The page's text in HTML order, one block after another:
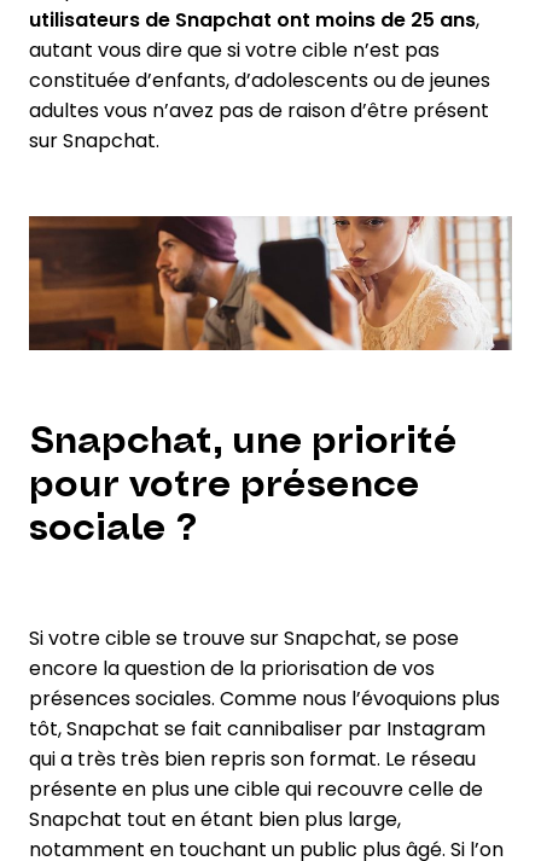
utilisateurs de Snapchat ont moins de 25 ans,
autant vous dire que si votre cible n’est pas
constituée d’enfants, d’adolescents ou de jeunes
adultes vous n’avez pas de raison d’être présent
sur Snapchat.
Snapchat, une priorité
pour votre présence
sociale ?
Si votre cible se trouve sur Snapchat, se pose
encore la question de la priorisation de vos
présences sociales. Comme nous l’évoquions plus
tôt, Snapchat se fait cannibaliser par Instagram
qui a très très bien repris son format. Le réseau
présente en plus une cible qui recouvre celle de
Snapchat tout en étant bien plus large,
notamment en touchant un public plus âgé. Si l’on